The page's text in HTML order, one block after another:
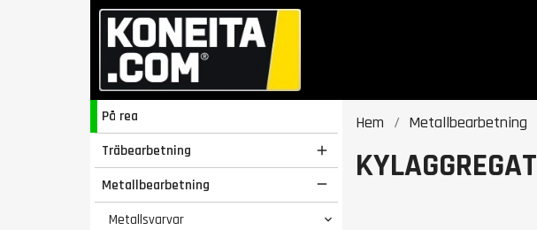
På rea
Träbearbetning

Metallbearbetning 
Metallsvarvar 
Hem Metallbearbetning
KYLAGGREGAT